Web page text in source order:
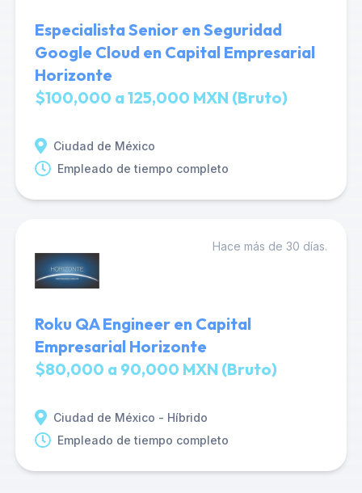
Especialista Senior en Seguridad
Google Cloud en Capital Empresarial
Horizonte
$100,000 a 125,000 MXN (Bruto)
Ciudad de México
Empleado de tiempo completo
Hace más de 30 días.
Roku QA Engineer en Capital
Empresarial Horizonte
$80,000 a 90,000 MXN (Bruto)
Ciudad de México - Híbrido
Empleado de tiempo completo